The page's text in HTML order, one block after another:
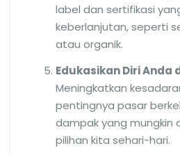
label dan sertifikasi
keberlanjutan, seperti
atau organik.
Edukasikan Diri Anda
Meningkatkan
pentingnya pasar
dampak yang mungkin
pilihan kita sehari-hari.